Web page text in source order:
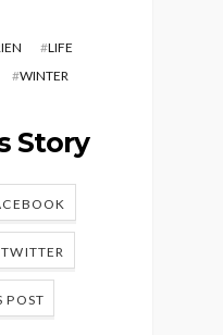
#LIFE
#WINTER
Story
POST